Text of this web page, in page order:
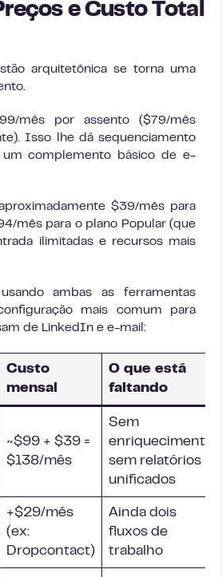
e Custo Total
arquitetônica se torna uma
mês por assento ($79/mês
Isso lhe dá sequenciamento
complemento básico de e-
$39/mês para
mês para o plano Popular (que
ilimitadas e recursos mais
ambas as ferramentas
mais comum para
de LinkedIn e e-mail:
Custo
mensal
O que está
faltando
~$99 + $39 =
$138/mês
Sem
enriquecimento,
sem relatórios
unificados
+$29/mês
(ex:
Dropcontact)
Ainda dois
fluxos de
trabalho